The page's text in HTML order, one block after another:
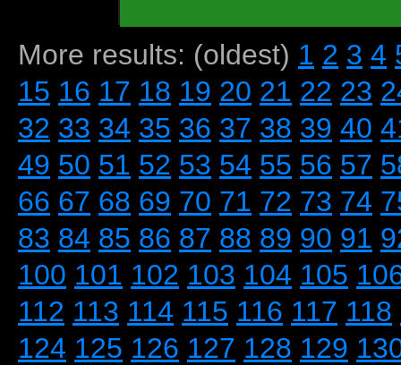
More results: (oldest) 1 2 3 4
15 16 17 18 19 20 21 22 23
32 33 34 35 36 37 38 39 40
49 50 51 52 53 54 55 56 57
66 67 68 69 70 71 72 73 74
83 84 85 86 87 88 89 90 91
100 101 102 103 104 105
112 113 114 115 116 117 118
124 125 126 127 128 129